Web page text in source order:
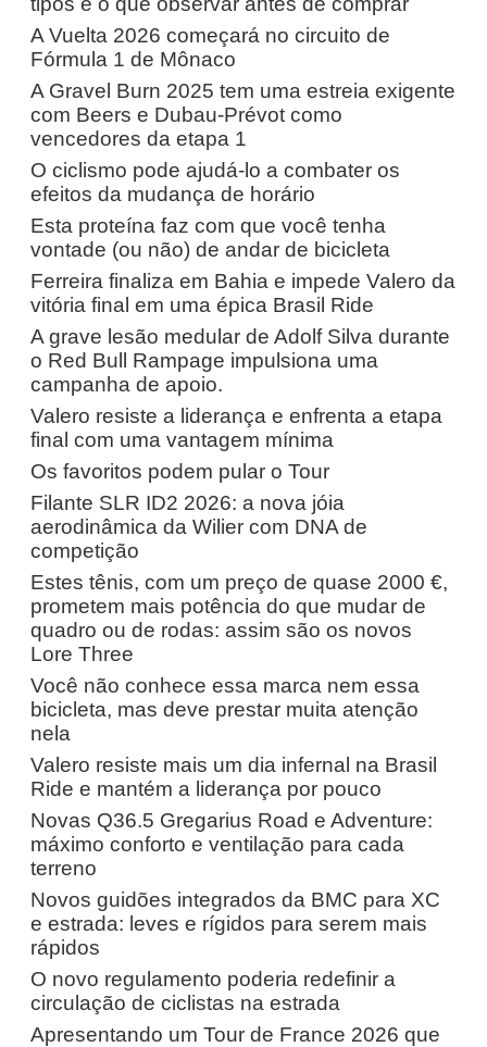
A Vuelta 2026 começará no circuito de
Fórmula 1 de Mônaco
A Gravel Burn 2025 tem uma estreia exigente
com Beers e Dubau-Prévot como
vencedores da etapa 1
O ciclismo pode ajudá-lo a combater os
efeitos da mudança de horário
Esta proteína faz com que você tenha
vontade (ou não) de andar de bicicleta
Ferreira finaliza em Bahia e impede Valero da
vitória final em uma épica Brasil Ride
A grave lesão medular de Adolf Silva durante
o Red Bull Rampage impulsiona uma
campanha de apoio.
Valero resiste a liderança e enfrenta a etapa
final com uma vantagem mínima
Os favoritos podem pular o Tour
Filante SLR ID2 2026: a nova jóia
aerodinâmica da Wilier com DNA de
competição
Estes tênis, com um preço de quase 2000 €,
prometem mais potência do que mudar de
quadro ou de rodas: assim são os novos
Lore Three
Você não conhece essa marca nem essa
bicicleta, mas deve prestar muita atenção
nela
Valero resiste mais um dia infernal na Brasil
Ride e mantém a liderança por pouco
Novas Q36.5 Gregarius Road e Adventure:
máximo conforto e ventilação para cada
terreno
Novos guidões integrados da BMC para XC
e estrada: leves e rígidos para serem mais
rápidos
O novo regulamento poderia redefinir a
circulação de ciclistas na estrada
Apresentando um Tour de France 2026 que